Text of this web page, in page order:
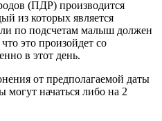
(ПДР) производится
из которых является
по подсчетам малыш должен
это произойдет со
в этот день.
от предполагаемой даты
начаться либо на 2